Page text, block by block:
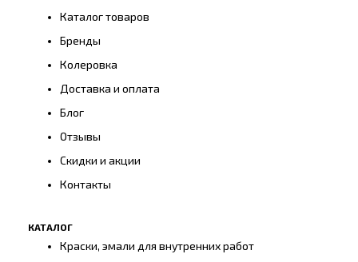
Каталог товаров
Бренды
Колеровка
Доставка и оплата
Блог
Отзывы
Скидки и акции
Контакты
КАТАЛОГ
Краски, эмали для внутренних работ